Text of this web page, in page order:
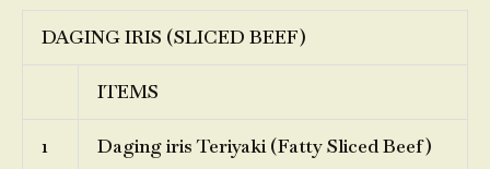
DAGING IRIS (SLICED BEEF)
ITEMS
1 Daging iris Teriyaki (Fatty Sliced Beef)